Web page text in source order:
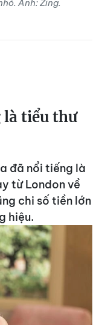
Ảnh: Zing.
là tiểu thư
đã nổi tiếng là
từ London về
chi số tiền lớn
hiệu.